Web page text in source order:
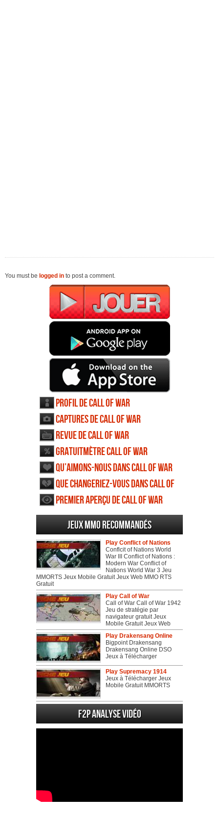
You must be logged in to post a comment.
Profil de Call of War
Captures de Call of War
Revue de Call of War
Gratuitmètre Call of War
Qu’aimons-nous dans Call of War
Que changeriez-vous dans Call of
War
Premier aperçu de Call of War
Jeux MMO recommandés
Play Conflict of Nations
Conflcit of Nations World
War III Conflict of Nations :
Modern War Conflict of
Nations World War 3 Jeu
MMORTS Jeux Mobile Gratuit Jeux Web MMO RTS
Gratuit
Play Call of War
Call of War Call of War 1942
Jeu de stratégie par
navigateur gratuit Jeux
Mobile Gratuit Jeux Web
Play Drakensang Online
Bigpoint Drakensang
Drakensang Online DSO
Jeux à Télécharger
Play Supremacy 1914
Jeux à Télécharger Jeux
Mobile Gratuit MMORTS
F2P Analyse vidéo